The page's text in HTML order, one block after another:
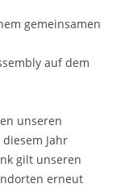
gemeinsamen
auf dem
unseren
Jahr
gilt unseren
erneut